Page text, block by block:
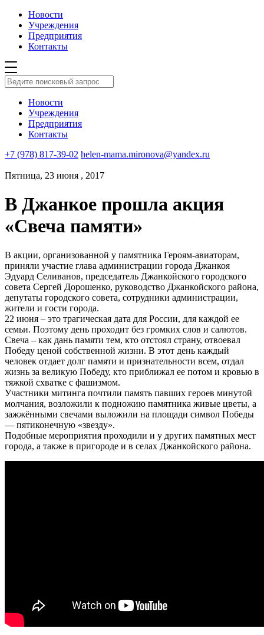
Новости
Учреждения
Предприятия
Контакты
Новости
Учреждения
Предприятия
Контакты
+7 (978) 817-39-02 helen-mama.mironova@yandex.ru
Пятница, 23 июня , 2017
В Джанкое прошла акция
«Свеча памяти»
В акции, организованной у памятника Героям-авиаторам,
приняли участие глава администрации города Джанкоя
Эдуард Селиванов, председатель Джанкойского городского
совета Сергей Дорошенко, руководство Джанкойского района,
депутаты городского совета, сотрудники администрации,
жители и гости города.
22 июня – это трагическая дата для России, для каждой ее
семьи. Поэтому день проходит без громких слов и салютов.
Свеча – как дань памяти тем, кто отстоял страну, отвоевал
Победу ценой собственной жизни. В этот день каждый
человек отдает долг памяти и признательности всем, отдал
жизнь за великую Победу, кто приближал ее потом и кровью в
тяжкой схватке с фашизмом.
Участники митинга почтили память павших героев минутой
молчания, возложили к подножию памятника живые цветы, а
зажжёнными свечами выложили на площади символ Победы
— пятиконечную «звезду».
Подобные мероприятия проходили и у других памятных мест
города, а также в пригороде и в селах Джанкойского района.